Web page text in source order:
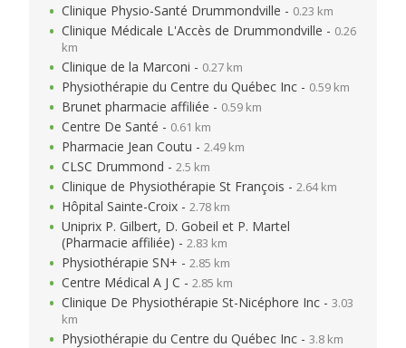
Clinique Physio-Santé Drummondville - 0.23 km
Clinique Médicale L'Accès de Drummondville - 0.26
km
Clinique de la Marconi - 0.27 km
Physiothérapie du Centre du Québec Inc - 0.59 km
Brunet pharmacie affiliée - 0.59 km
Centre De Santé - 0.61 km
Pharmacie Jean Coutu - 2.49 km
CLSC Drummond - 2.5 km
Clinique de Physiothérapie St François - 2.64 km
Hôpital Sainte-Croix - 2.78 km
Uniprix P. Gilbert, D. Gobeil et P. Martel
(Pharmacie affiliée) - 2.83 km
Physiothérapie SN+ - 2.85 km
Centre Médical A J C - 2.85 km
Clinique De Physiothérapie St-Nicéphore Inc - 3.03
km
Physiothérapie du Centre du Québec Inc - 3.8 km